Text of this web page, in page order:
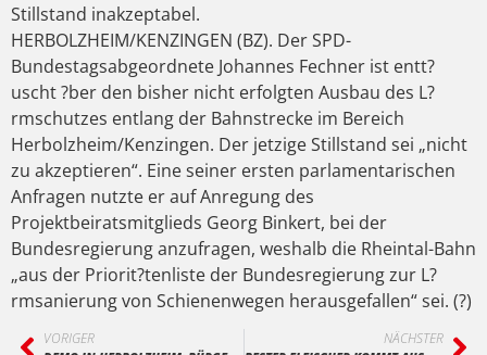
Stillstand inakzeptabel.
HERBOLZHEIM/KENZINGEN (BZ). Der SPD-
Bundestagsabgeordnete Johannes Fechner ist entt?
uscht ?ber den bisher nicht erfolgten Ausbau des L?
rmschutzes entlang der Bahnstrecke im Bereich
Herbolzheim/Kenzingen. Der jetzige Stillstand sei „nicht
zu akzeptieren“. Eine seiner ersten parlamentarischen
Anfragen nutzte er auf Anregung des
Projektbeiratsmitglieds Georg Binkert, bei der
Bundesregierung anzufragen, weshalb die Rheintal-Bahn
„aus der Priorit?tenliste der Bundesregierung zur L?
rmsanierung von Schienenwegen herausgefallen“ sei. (?)
VORIGER NÄCHSTER